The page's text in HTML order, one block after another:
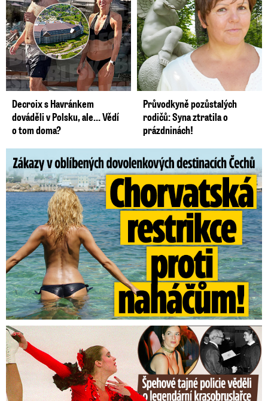
Decroix s Havránkem
dováděli v Polsku, ale… Vědí
o tom doma?
Průvodkyně pozůstalých
rodičů: Syna ztratila o
prázdninách!
Zákazy v dovolenkových rájích: Restrikce proti naháčům!
Tajná policie špehovala krasobruslařku Wittovou: Pikantní ...